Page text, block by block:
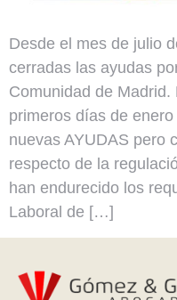
Desde el mes de julio
cerradas las ayudas
Comunidad de
primeros días de
nuevas AYUDAS pero
respecto de la
han endurecido los
Laboral de […]